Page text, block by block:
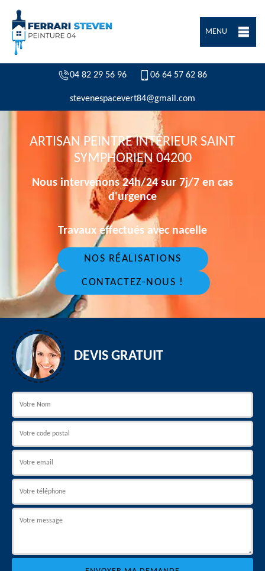
MENU
04 82 29 56 96 06 64 57 62 86
stevenespacevert84@gmail.com
ARTISAN PEINTRE INTÉRIEUR SAINT
SYMPHORIEN 04200
Nous intervenons 24h/24 sur 7j/7 en cas
d'urgence
Travaux effectués avec nacelle
NOS RÉALISATIONS
CONTACTEZ-NOUS !
DEVIS GRATUIT